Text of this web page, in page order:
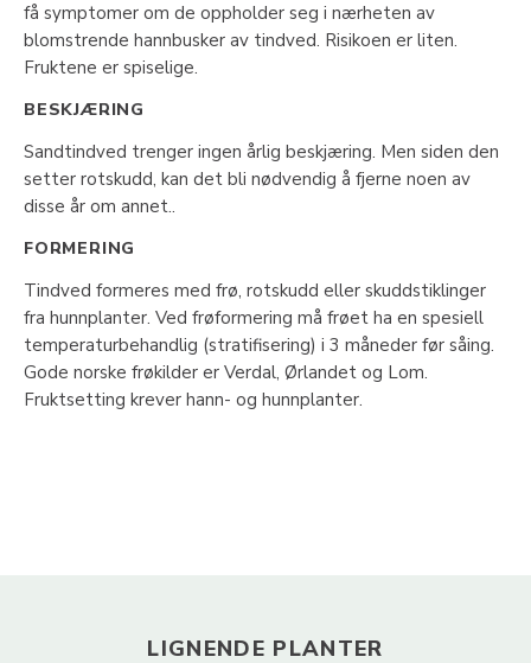
få symptomer om de oppholder seg i nærheten av
blomstrende hannbusker av tindved. Risikoen er liten.
Fruktene er spiselige.
BESKJÆRING
Sandtindved trenger ingen årlig beskjæring. Men siden den
setter rotskudd, kan det bli nødvendig å fjerne noen av
disse år om annet..
FORMERING
Tindved formeres med frø, rotskudd eller skuddstiklinger
fra hunnplanter. Ved frøformering må frøet ha en spesiell
temperaturbehandlig (stratifisering) i 3 måneder før såing.
Gode norske frøkilder er Verdal, Ørlandet og Lom.
Fruktsetting krever hann- og hunnplanter.
LIGNENDE PLANTER